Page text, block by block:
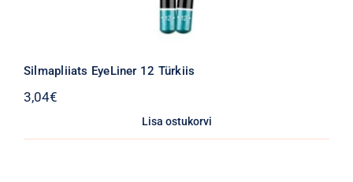
Silmapliiats EyeLiner 12 Türkiis
3,04€
Lisa ostukorvi